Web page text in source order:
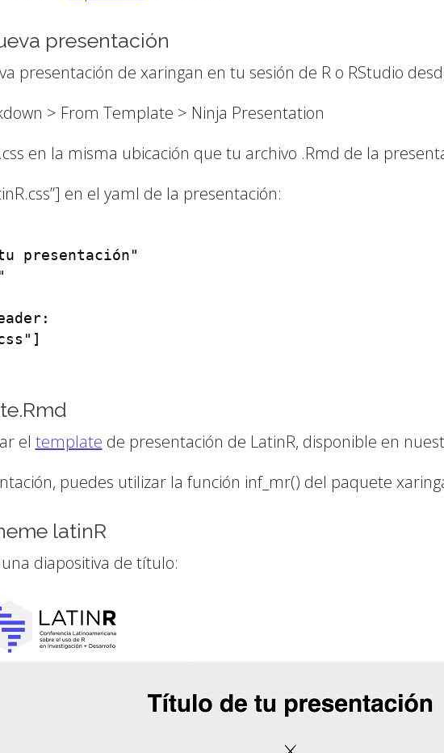
presentación
presentación de xaringan en tu sesión de R o RStudio
> From Template > Ninja Presentation
en la misma ubicación que tu archivo .Rmd de la
en el yaml de la presentación:
el template de presentación de LatinR, disponible en
puedes utilizar la función inf_mr() del paquete
latinR
diapositiva de título: